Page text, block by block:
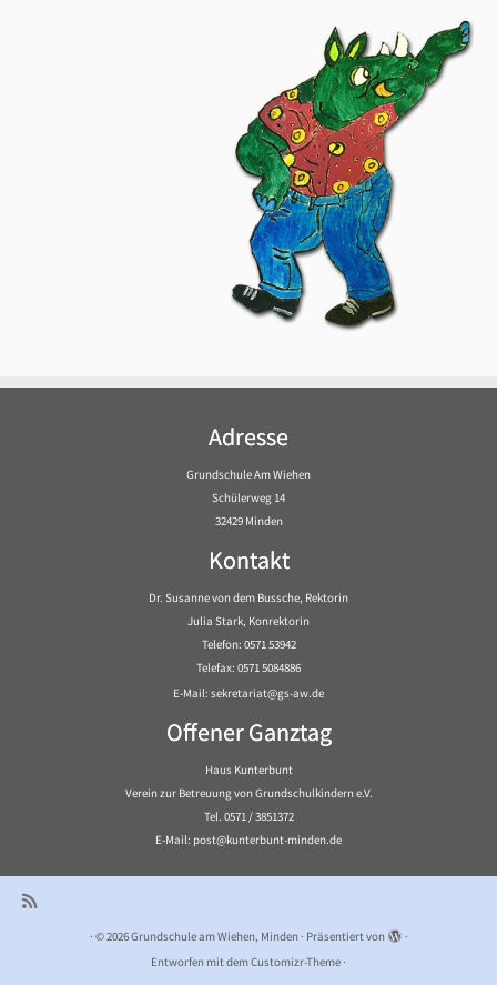
Adresse
Grundschule Am Wiehen
Schülerweg 14
32429 Minden
Kontakt
Dr. Susanne von dem Bussche, Rektorin
Julia Stark, Konrektorin
Telefon: 0571 53942
Telefax: 0571 5084886
E-Mail: sekretariat@gs-aw.de
Offener Ganztag
Haus Kunterbunt
Verein zur Betreuung von Grundschulkindern e.V.
Tel. 0571 / 3851372
E-Mail: post@kunterbunt-minden.de
· © 2026Grundschule am Wiehen, Minden· Präsentiert von
·
Entworfen mit demCustomizr-Theme·